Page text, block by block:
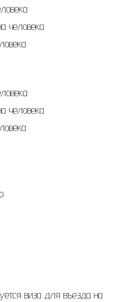
человека
человека
виза для въезда на